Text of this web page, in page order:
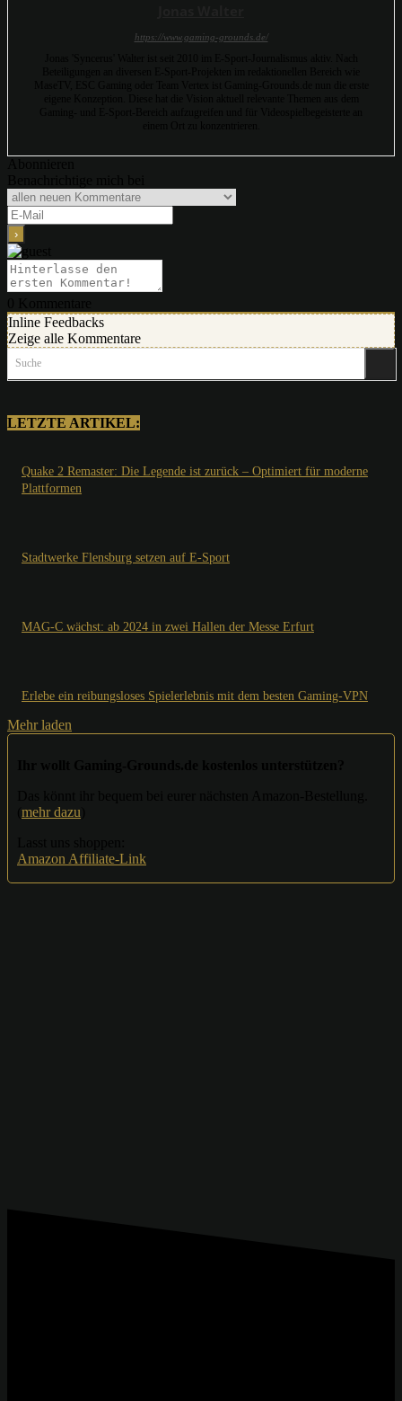
https://www.gaming-grounds.de/
Inline Feedbacks
Zeige alle Kommentare
Suche
LETZTE ARTIKEL:
Quake 2 Remaster: Die Legende ist zurück – Optimiert für moderne
Plattformen
Stadtwerke Flensburg setzen auf E-Sport
MAG-C wächst: ab 2024 in zwei Hallen der Messe Erfurt
Erlebe ein reibungsloses Spielerlebnis mit dem besten Gaming-VPN
Mehr laden
mehr dazu
Amazon Affiliate-Link